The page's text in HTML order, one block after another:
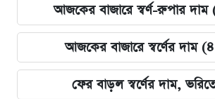
আজকের বাজারে স্বর্ণ-রুপার
আজকের বাজারে স্বর্ণের দাম
ফের বাড়ল স্বর্ণের দাম,